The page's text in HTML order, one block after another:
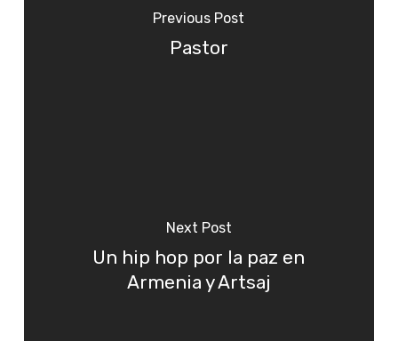
Previous Post
Pastor
Next Post
Un hip hop por la paz en
Armenia y Artsaj